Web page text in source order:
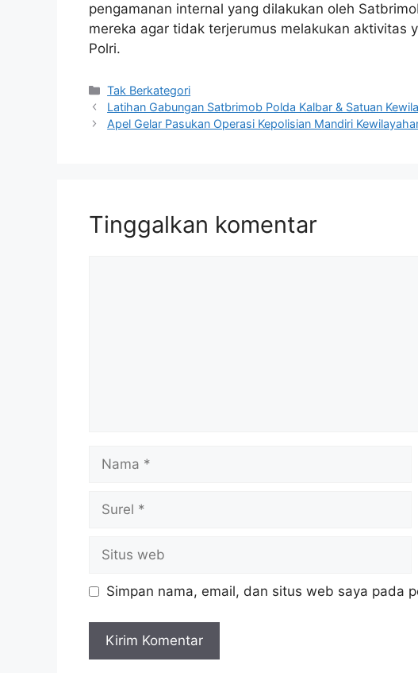
pengamanan internal yang dilakukan oleh
mereka agar tidak terjerumus melakukan aktivitas
Polri.
Kategori
Tak Berkategori
Latihan Gabungan Satbrimob Polda Kalbar & Satuan
Apel Gelar Pasukan Operasi Kepolisian Mandiri
Tinggalkan komentar
Nama
Surel
Situs
web
Simpan nama, email, dan situs web saya pada